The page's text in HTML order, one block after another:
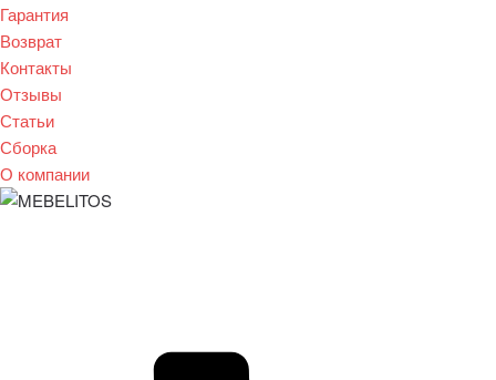
Гарантия
Возврат
Контакты
Отзывы
Статьи
Сборка
О компании